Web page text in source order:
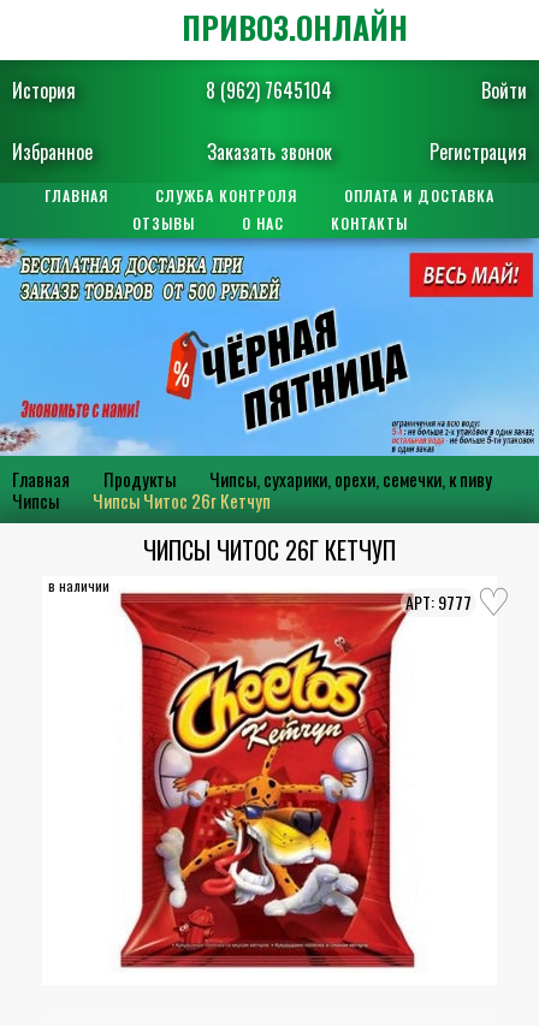
История 8 (962) 7645104 Войти
Избранное Заказать звонок Регистрация
ПРИВОЗ.ОНЛАЙН
ГЛАВНАЯ СЛУЖБА КОНТРОЛЯ
ОПЛАТА И ДОСТАВКА
ОТЗЫВЫ
О НАС КОНТАКТЫ
Главная Продукты
Чипсы, сухарики, орехи, семечки, к пиву
Чипсы
Чипсы Читос 26г Кетчуп
ЧИПСЫ ЧИТОС 26Г КЕТЧУП
в наличии
9777